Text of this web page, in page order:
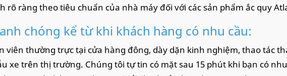
rõ ràng theo tiêu chuẩn của nhà máy đối với các sản phẩm ắc quy
chóng kể từ khi khách hàng có nhu cầu:
viên thường trực tại cửa hàng đông, dày dặn kinh nghiệm, thao tác
xe trên thị trường. Chúng tôi tự tin có mặt sau 15 phút khi bạn có